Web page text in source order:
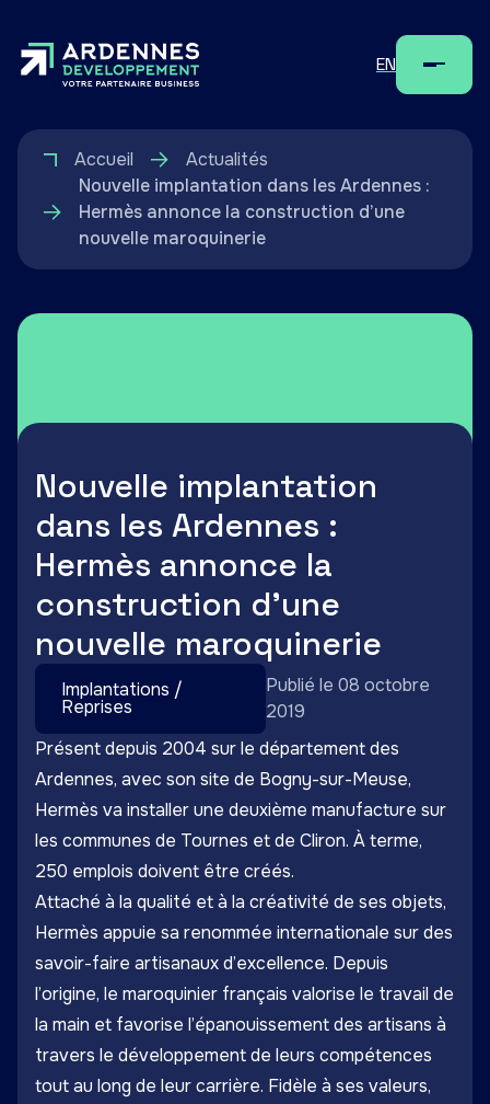
EN Menu
Accueil
Actualités
Nouvelle implantation dans les Ardennes :
Hermès annonce la construction d’une
nouvelle maroquinerie
Nouvelle implantation
dans les Ardennes :
Hermès annonce la
construction d’une
nouvelle maroquinerie
Implantations /
Reprises
Publié le 08 octobre
2019
Présent depuis 2004 sur le département des
Ardennes, avec son site de Bogny-sur-Meuse,
Hermès va installer une deuxième manufacture sur
les communes de Tournes et de Cliron. À terme,
250 emplois doivent être créés.
Attaché à la qualité et à la créativité de ses objets,
Hermès appuie sa renommée internationale sur des
savoir-faire artisanaux d’excellence. Depuis
l’origine, le maroquinier français valorise le travail de
la main et favorise l’épanouissement des artisans à
travers le développement de leurs compétences
tout au long de leur carrière. Fidèle à ses valeurs,